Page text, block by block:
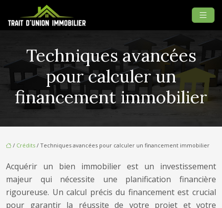
Techniques avancées
pour calculer un
financement immobilier
/ Crédits / Techniques avancées pour calculer un financement immobilier
Acquérir un bien immobilier est un investissement
majeur qui nécessite une planification financière
rigoureuse. Un calcul précis du financement est crucial
pour garantir la réussite de votre projet et votre